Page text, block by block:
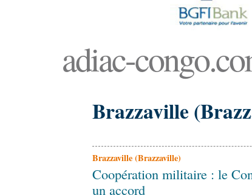
adiac-
Brazzaville
Brazzaville (Brazzaville)
Coopération militaire : le
un accord